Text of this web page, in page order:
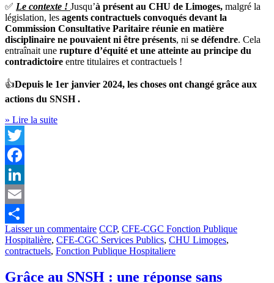
✅ Le contexte ! Jusqu’à présent au CHU de Limoges, malgré la
législation, les agents contractuels convoqués devant la
Commission Consultative Paritaire réunie en matière
disciplinaire ne pouvaient ni être présents, ni se défendre. Cela
entraînait une rupture d’équité et une atteinte au principe du
contradictoire entre titulaires et contractuels !
👍Depuis le 1er janvier 2024, les choses ont changé grâce aux
actions du SNSH .
» Lire la suite
Twitter
Facebook
LinkedIn
Email
Partager
Laisser un commentaire CCP, CFE-CGC Fonction Publique
Hospitalière, CFE-CGC Services Publics, CHU Limoges,
contractuels, Fonction Publique Hospitaliere
Grâce au SNSH : une réponse sans